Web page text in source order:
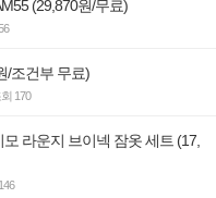
(29,870원/무료)
/조건부 무료)
170
라운지 브이넥 잠옷 세트 (17,